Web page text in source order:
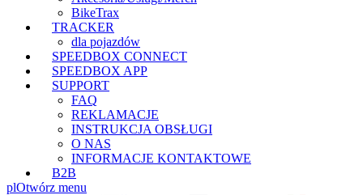
BikeTrax
TRACKER
dla pojazdów
SPEEDBOX CONNECT
SPEEDBOX APP
SUPPORT
FAQ
REKLAMACJE
INSTRUKCJA OBSŁUGI
O NAS
INFORMACJE KONTAKTOWE
B2B
plOtwórz menu